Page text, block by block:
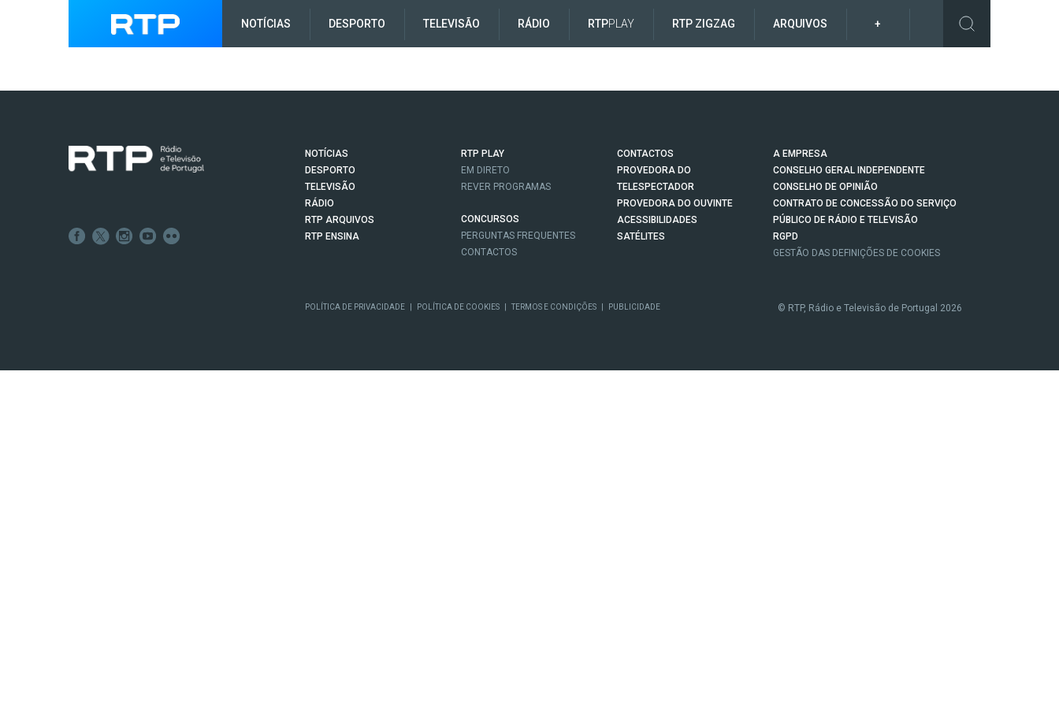
NOTÍCIAS DESPORTO TELEVISÃO RÁDIO RTPPLAY RTP ZIGZAG ARQUIVOS +
NOTÍCIAS
DESPORTO
TELEVISÃO
RÁDIO
RTP ARQUIVOS
RTP ENSINA
RTP PLAY
EM DIRETO
REVER PROGRAMAS
CONCURSOS
PERGUNTAS FREQUENTES
CONTACTOS
CONTACTOS
PROVEDORA DO
TELESPECTADOR
PROVEDORA DO OUVINTE
ACESSIBILIDADES
SATÉLITES
A EMPRESA
CONSELHO GERAL INDEPENDENTE
CONSELHO DE OPINIÃO
CONTRATO DE CONCESSÃO DO SERVIÇO
PÚBLICO DE RÁDIO E TELEVISÃO
RGPD
GESTÃO DAS DEFINIÇÕES DE COOKIES
POLÍTICA DE PRIVACIDADE POLÍTICA DE COOKIES TERMOS E CONDIÇÕES PUBLICIDADE © RTP, Rádio e Televisão de Portugal 2026